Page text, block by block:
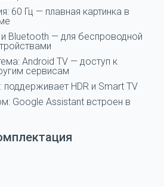
60 Гц — плавная картинка в
Bluetooth — для беспроводной
Android TV — доступ к
сервисам
поддерживает HDR и Smart TV
Google Assistant встроен в